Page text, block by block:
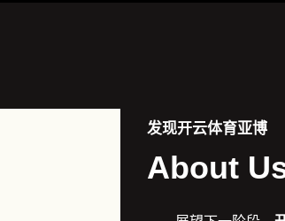
发现开云体育亚博
About